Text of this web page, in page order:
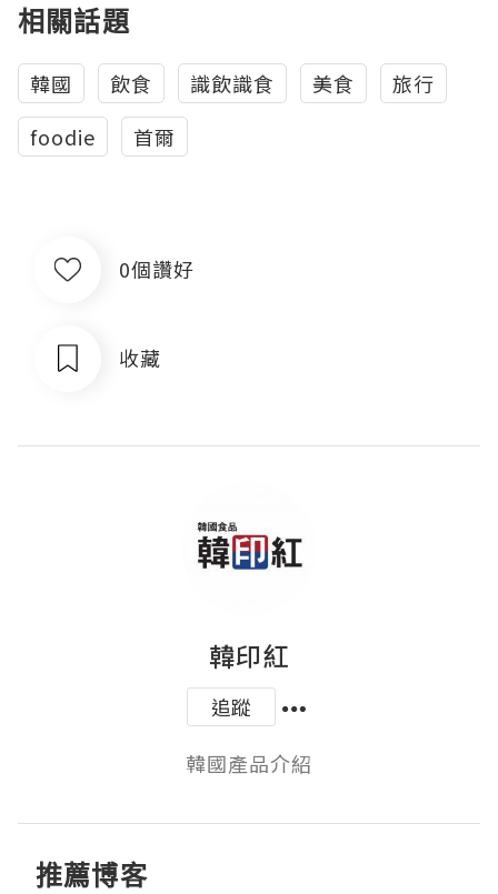
相關話題
韓國 飲食 識飲識食 美食
旅行
foodie
首爾
0個讚好
收藏
韓印紅
追蹤
韓國產品介紹
推薦博客